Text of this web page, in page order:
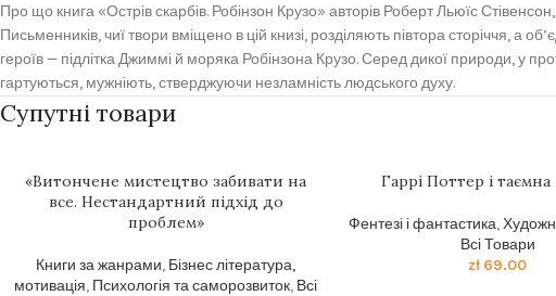
Про що книга «Острів скарбів. Робінзон Крузо» авторів Роберт Льюїс
Письменників, чиї твори вміщено в цій книзі, розділяють півтора сторіччя, а
героїв — підлітка Джиммі й моряка Робінзона Крузо. Серед дикої природи, у
гартуються, мужніють, стверджуючи незламність людського духу.
Супутні товари
«Витончене мистецтво забивати на
все. Нестандартний підхід до
проблем»
Книги за жанрами, Бізнес література,
мотивація, Психологія та саморозвиток, Всі
Гаррі Поттер і таємна
Фентезі і фантастика,
Всі Товари
zł 69.00